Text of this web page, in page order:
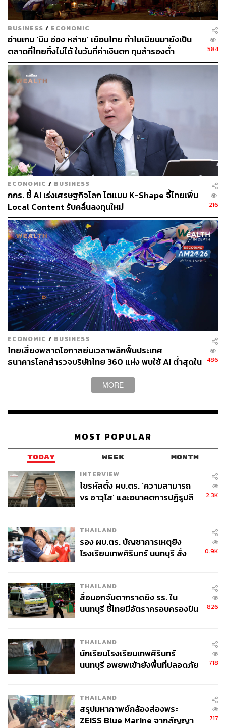
เติบโตทางเศรษฐกิจที่สูงขึ้น และเป็นมิตรต่อสิ่งแวดล้อม
📌อัปเดตเทรนด์โลกกว่า 20+ Sessions ซื้อบัตรชมย้อนหลัง
ได้ที่https://bit.ly/TSEF2023ED
✅ ราคาพิเศษ! 2,500 บาท ถึง 31 ธันวาคม 2566 เท่านั้น
✅ รับชมออนไลน์ทุกที่ทั่วโลก
✅ ดูย้อนหลังนาน 6 เดือน (1 ธันวาคม 2566 – 31 พฤษภาคม
2567)
✅ สรุปเนื้อหา Visual Summary ทุกเวที
Media Partner
📌รับสรุปเนื้อหาทุกเวที 20+ Sessions
ซื้อบัตรชมย้อนหลังวันนี้ดูได้นานถึง 6 เดือน
https://bit.ly/TSEF2023MP
สามารถติดตาม THE STANDARD WEALTH
ผ่านแอปพลิเคชันต่างๆ ที่คุณสะดวกหรือใช้งานอยู่แล้วได้เลย
TAGS: World Bank ธนาคารโลก เงินดิจิทัล
GDP ไทย
กระเป๋าเงินดิจิทัล (Digital Wallet)
Fabrizio Zarcone
THE STANDARD ECONOMIC FORUM 2023
เศรษฐกิจไทย
110
ABOUT THE AUTHOR
วาราดา ทองจำนงค์
BUSINESS / ECONOMIC
อ่านเกม ‘มิน อ่อง หล่าย’ เยือนไทย ทำไมเมียนมายังเป็น
ตลาดที่ไทยทิ้งไม่ได้ ในวันที่ค่าเงินตก ทุนสำรองต่ำ
584
ECONOMIC / BUSINESS
กกร. ชี้ AI เร่งเศรษฐกิจโลก โตแบบ K-Shape จี้ไทยเพิ่ม
Local Content รับคลื่นลงทุนใหม่
216
ECONOMIC / BUSINESS
ไทยเสี่ยงพลาดโอกาสย่นเวลาพลิกฟื้นประเทศ
ธนาคารโลกสำรวจบริษัทไทย 360 แห่ง พบใช้ AI ต่ำสุดใน 486
MORE
MOST POPULAR
TODAY WEEK MONTH
INTERVIEW
ไขรหัสตั้ง ผบ.ตร. ‘ความสามารถ
vs อาวุโส’ และอนาคตการปฏิรูปสี
2.3K
THAILAND
รอง ผบ.ตร. บัญชาการเหตุยิง
โรงเรียนเทพศิรินทร์ นนทบุรี สั่ง
0.9K
THAILAND
สื่อนอกจับตากราดยิง รร. ใน
นนทบุรี ชี้ไทยมีอัตราครอบครองปืน
826
THAILAND
นักเรียนโรงเรียนเทพศิรินทร์
นนทบุรี อพยพเข้ายังพื้นที่ปลอดภัย
718
THAILAND
สรุปมหากาพย์กล้องส่องพระ
ZEISS Blue Marine จากสัญญา
717